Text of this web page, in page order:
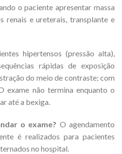
o paciente apresentar massa
renais e ureterais, transplante e
hipertensos (pressão alta),
rápidas de exposição
do meio de contraste; com
exame não termina enquanto o
até a bexiga.
o exame? O agendamento
é realizados para pacientes
no hospital.